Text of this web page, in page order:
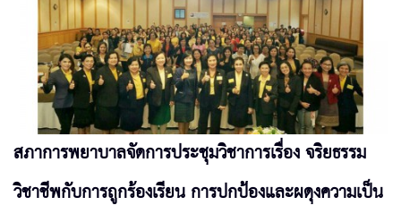
สภาการพยาบาลจัดการประชุมวิชาการเรื่อง จริยธรรม
วิชาชีพกับการถูกร้องเรียน การปกป้องและผดุงความเป็น